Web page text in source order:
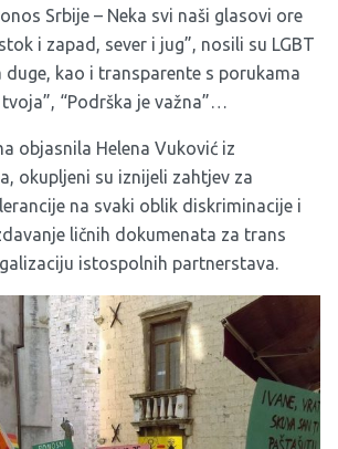
Srbije – Neka svi naši glasovi ore
i zapad, sever i jug”, nosili su LGBT
duge, kao i transparente s porukama
“Podrška je važna”…
objasnila Helena Vuković iz
okupljeni su iznijeli zahtjev za
na svaki oblik diskriminacije i
ličnih dokumenata za trans
istospolnih partnerstava.